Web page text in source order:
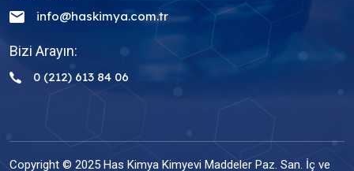
info@haskimya.com.tr
Bizi Arayın:
0 (212) 613 84 06
Copyright © 2025 Has Kimya Kimyevi Maddeler Paz. San. İç ve